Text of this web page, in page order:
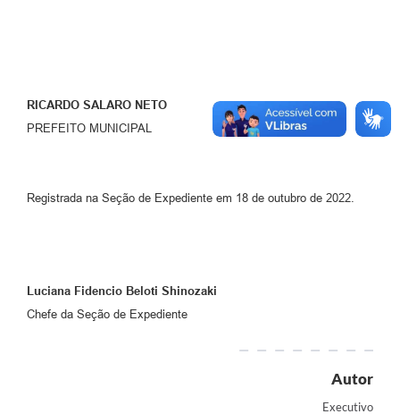
RICARDO SALARO NETO
PREFEITO MUNICIPAL
Registrada na Seção de Expediente em 18 de outubro de 2022.
Luciana Fidencio Beloti Shinozaki
Chefe da Seção de Expediente
Autor
Executivo